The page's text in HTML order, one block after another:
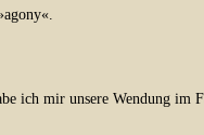
ich mir unsere Wendung im